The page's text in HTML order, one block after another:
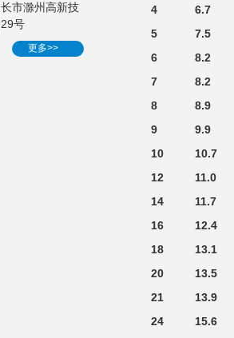
市滁州高新技
号
更多>>
4
6.7
5
7.5
6
8.2
7
8.2
8
8.9
9
9.9
10
10.7
12
11.0
14
11.7
16
12.4
18
13.1
20
13.5
21
13.9
24
15.6